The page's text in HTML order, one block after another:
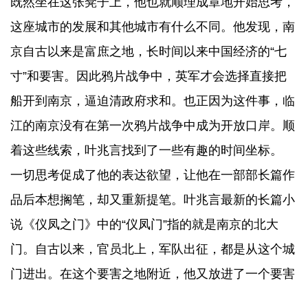
这座城市的发展和其他城市有什么不同。他发现，南
京自古以来是富庶之地，长时间以来中国经济的“七
寸”和要害。因此鸦片战争中，英军才会选择直接把
船开到南京，逼迫清政府求和。也正因为这件事，临
江的南京没有在第一次鸦片战争中成为开放口岸。顺
着这些线索，叶兆言找到了一些有趣的时间坐标。
一切思考促成了他的表达欲望，让他在一部部长篇作
品后本想搁笔，却又重新提笔。叶兆言最新的长篇小
说《仪凤之门》中的“仪凤门”指的就是南京的北大
门。自古以来，官员北上，军队出征，都是从这个城
门进出。在这个要害之地附近，他又放进了一个要害